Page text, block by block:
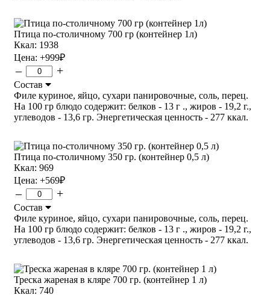
Птица по-столичному 700 гр (контейнер 1л)
Ккал: 1938
Цена: +999₽
– +
Состав
Филе куриное, яйцо, сухари панировочные, соль, перец.
На 100 гр блюдо содержит: белков - 13 г ., жиров - 19,2 г.,
углеводов - 13,6 гр. Энергетическая ценность - 277 ккал.
Птица по-столичному 350 гр. (контейнер 0,5 л)
Ккал: 969
Цена: +569₽
– +
Состав
Филе куриное, яйцо, сухари панировочные, соль, перец.
На 100 гр блюдо содержит: белков - 13 г ., жиров - 19,2 г.,
углеводов - 13,6 гр. Энергетическая ценность - 277 ккал.
Треска жареная в кляре 700 гр. (контейнер 1 л)
Ккал: 740